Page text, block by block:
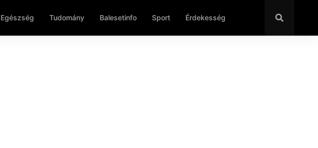
Egészség Tudomány Balesetinfo Sport Érdekesség